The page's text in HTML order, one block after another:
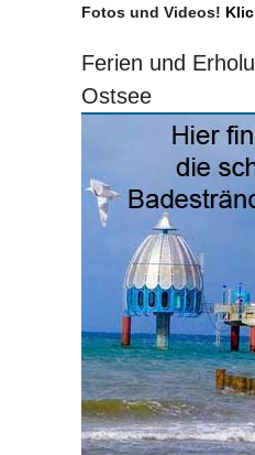
Fotos und Videos!
Ferien und
Ostsee